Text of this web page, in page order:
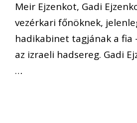
Meir Ejzenkot, Gadi
vezérkari főnöknek,
hadikabinet tagjának a
az izraeli hadsereg. Gadi
…